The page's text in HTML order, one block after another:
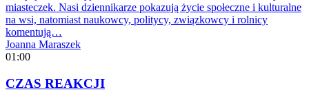
miasteczek. Nasi dziennikarze pokazują życie społeczne i kulturalne
na wsi, natomiast naukowcy, politycy, związkowcy i rolnicy
komentują…
Joanna Maraszek
01:00
CZAS REAKCJI